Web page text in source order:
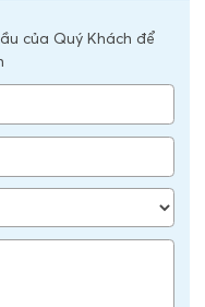
của Quý Khách để